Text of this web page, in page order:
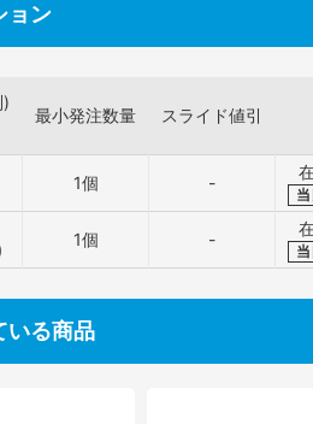
ョン
最小発注数量 スライド値引
1個 -
1個 -
いる商品